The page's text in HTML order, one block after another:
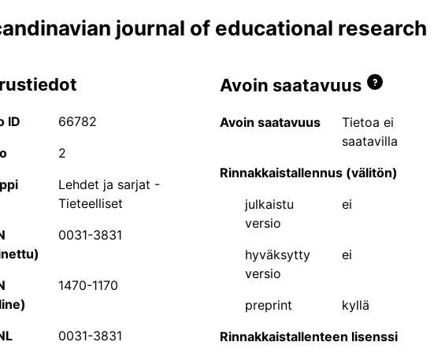
JUFO-portaali
JUFO-portaali on tutkijoille ja muille tieteen parissa työskenteleville
hakea Julkaisufoorumi-luokituksen piiriin kuuluvien tieteellisten
kirjakustantajien tietoja. Palvelusta löytyvät myös Suomessa
ammatilliset ja yleistajuiset julkaisusarjat.
Tiedeyhteisön jäsenet voivat myös ehdottaa JUFO-portaalissa uusien
muutosta jo luokiteltujen julkaisukanavien tasoluokkaan tai
mahdollista ilman sisäänkirjautumista, mutta lisäys- ja
kirjautumisen. Sisäänkirjautuminen löytyy portaalin oikean ylälaidan
käyttöohjeesta.
journal of educational research
ID
66782
2
Lehdet ja sarjat -
Tieteelliset
0031-3831
1470-1170
0031-3831
Avoin saatavuus
Avoin saatavuus
Tietoa ei
saatavilla
Rinnakkaistallennus (välitön)
julkaistu
versio
ei
hyväksytty
versio
ei
preprint
kyllä
Rinnakkaistallenteen lisenssi